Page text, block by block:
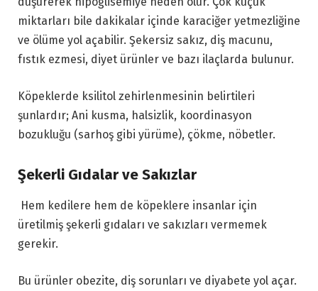
miktarları bile dakikalar içinde karaciğer yetmezliğine
ve ölüme yol açabilir. Şekersiz sakız, diş macunu,
fıstık ezmesi, diyet ürünler ve bazı ilaçlarda bulunur.
Köpeklerde ksilitol zehirlenmesinin belirtileri
şunlardır; Ani kusma, halsizlik, koordinasyon
bozukluğu (sarhoş gibi yürüme), çökme, nöbetler.
Şekerli Gıdalar ve Sakızlar
Hem kedilere hem de köpeklere insanlar için
üretilmiş şekerli gıdaları ve sakızları vermemek
gerekir.
Bu ürünler obezite, diş sorunları ve diyabete yol açar.